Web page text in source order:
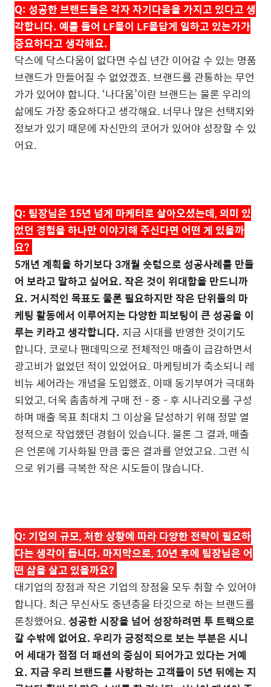
Q:성공한 브랜드들은 각자 자기다움을 가지고 있다고 생
각합니다.예를 들어 LF몰이 LF몰답게 일하고 있는가가
중요하다고 생각해요.
닥스에 닥스다움이 없다면 수십 년간 이어갈 수 있는 명품
브랜드가 만들어질 수 없었겠죠. 브랜드를 관통하는 무언
가가 있어야 합니다. ‘나다움’이란 브랜드는 물론 우리의
삶에도 가장 중요하다고 생각해요. 너무나 많은 선택지와
정보가 있기 때문에 자신만의 코어가 있어야 성장할 수 있
어요.
Q: 팀장님은 15년 넘게 마케터로 살아오셨는데,의미 있
었던 경험을 하나만 이야기해 주신다면 어떤 게 있을까
요?
5개년 계획을 하기보다 3개월 숏텀으로 성공사례를 만들
어 보라고 말하고 싶어요. 작은 것이 위대함을 만드니까
요. 거시적인 목표도 물론 필요하지만 작은 단위들의 마
케팅 활동에서 이루어지는 다양한 피보팅이 큰 성공을 이
루는 키라고 생각합니다. 지금 시대를 반영한 것이기도
합니다. 코로나 팬데믹으로 전체적인 매출이 급감하면서
광고비가 없었던 적이 있었어요. 마케팅비가 축소되니 레
비뉴 셰어라는 개념을 도입했죠. 이때 동기부여가 극대화
되었고, 더욱 촘촘하게 구매 전 - 중 - 후 시나리오를 구성
하며 매출 목표 최대치 그 이상을 달성하기 위해 정말 열
정적으로 작업했던 경험이 있습니다. 물론 그 결과, 매출
은 언론에 기사화될 만큼 좋은 결과를 얻었고요. 그런 식
으로 위기를 극복한 작은 시도들이 많습니다.
Q: 기업의 규모, 처한 상황에 따라 다양한 전략이 필요하
다는 생각이 듭니다. 마지막으로, 10년 후에 팀장님은 어
떤 삶을 살고 있을까요?
대기업의 장점과 작은 기업의 장점을 모두 취할 수 있어야
합니다. 최근 무신사도 중년층을 타깃으로 하는 브랜드를
론칭했어요.성공한 시장을 넘어 성장하려면 투 트랙으로
갈 수밖에 없어요. 우리가 긍정적으로 보는 부분은 시니
어 세대가 점점 더 패션의 중심이 되어가고 있다는 거예
요. 지금 우리 브랜드를 사랑하는 고객들이 5년 뒤에는 지